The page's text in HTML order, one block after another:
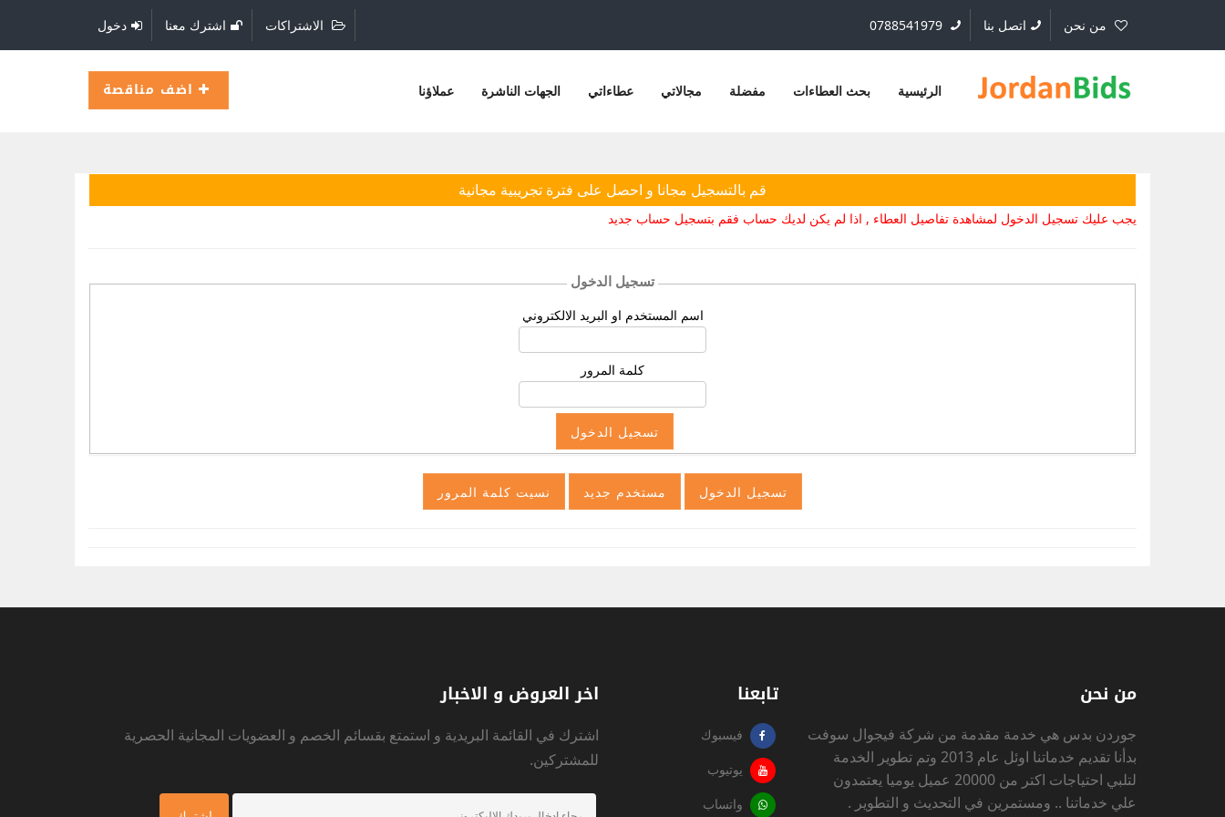
من نحن اتصل بنا الاشتراكات اشترك معنا دخول
الرئيسية بحث العطاءات مفضلة مجالاتي عطاءاتي الجهات الناشرة عملاؤنا اضف مناقصة
قم بالتسجيل مجانا و احصل على فترة تجريبية مجانية
يجب عليك تسجيل الدخول لمشاهدة تفاصيل العطاء , اذا لم يكن لديك حساب فقم بتسجيل حساب جديد
تسجيل الدخول
اسم المستخدم او البريد الالكتروني
كلمة المرور
من نحن
جوردن بدس هي خدمة مقدمة من شركة فيجوال سوفت
بدأنا تقديم خدماتنا اوئل عام 2013 وتم تطوير الخدمة
لتلبي احتياجات اكتر من 20000 عميل يوميا يعتمدون
علي خدماتنا .. ومستمرين في التحديث و التطوير .
تابعنا
فيسبوك
يوتيوب
واتساب
اخر العروض و الاخبار
اشترك في القائمة البريدية و استمتع بقسائم الخصم و العضويات المجانية الحصرية
للمشتركين.